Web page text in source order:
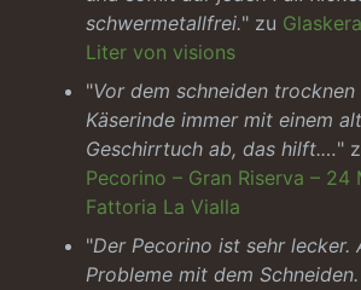
schwermetallfrei." zu
Liter von visions
"Vor dem schneiden
Käserinde immer mit einem
Geschirrtuch ab, das hilft.…"
Pecorino – Gran Riserva – 24
Fattoria La Vialla
"Der Pecorino ist sehr lecker.
Probleme mit dem